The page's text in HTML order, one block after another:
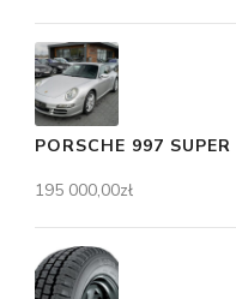
PORSCHE 997
195 000,00zł